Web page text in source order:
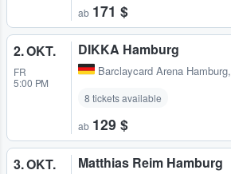
ab 171 $
2. OKT.
FR
5:00 PM
DIKKA Hamburg
Barclaycard Arena Hamburg,
8 tickets available
ab 129 $
3. OKT. Matthias Reim Hamburg